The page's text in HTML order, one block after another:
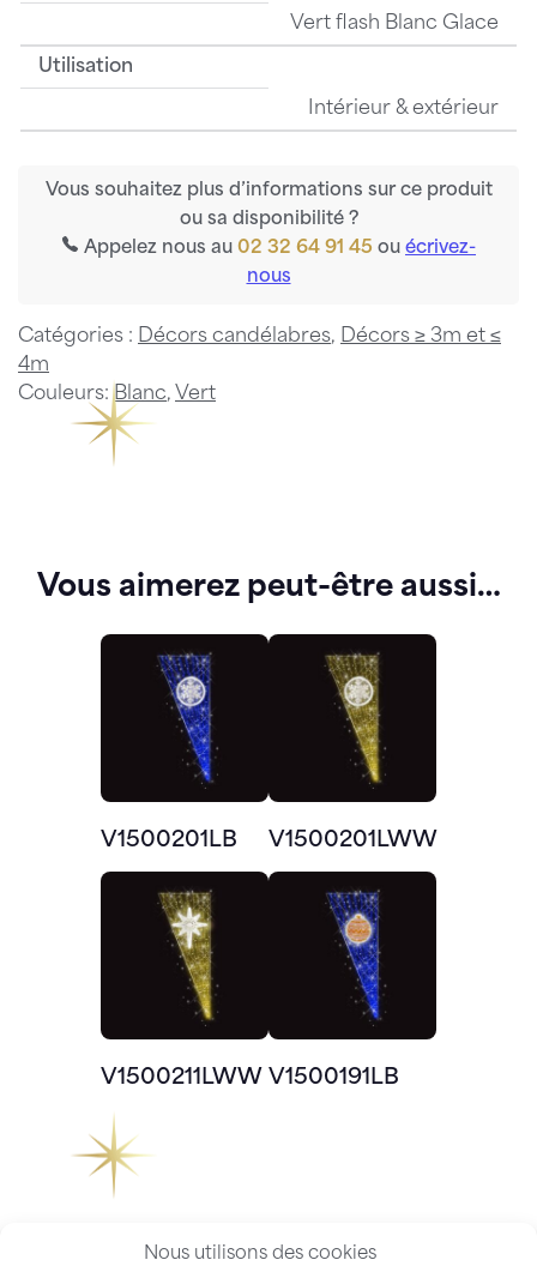
Nous utilisons des cookies
Vert flash Blanc Glace
Utilisation
Intérieur & extérieur
Vous souhaitez plus d’informations sur ce produit
ou sa disponibilité ?
Appelez nous au 02 32 64 91 45 ou écrivez-
nous
Catégories : Décors candélabres, Décors ≥ 3m et ≤
4m
Couleurs:Blanc, Vert
Vous aimerez peut-être aussi…
V1500201LB V1500201LWW
V1500211LWW V1500191LB